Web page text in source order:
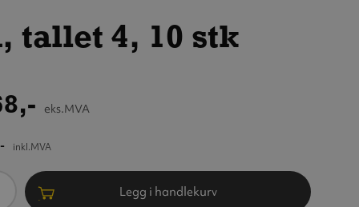
tallet 4, 10 stk
eks.MVA
inkl.MVA
Legg i handlekurv